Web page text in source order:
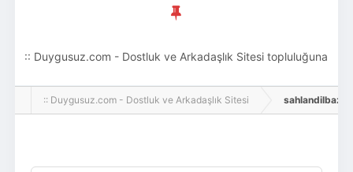
:: Duygusuz.com - Dostluk ve Arkadaşlık Sitesi topluluğuna
hoş geldin ziyaretçi! Aramıza katılmak istersen kayıt
:: Duygusuz.com - Dostluk ve Arkadaşlık Sitesi sahlandilbaz,